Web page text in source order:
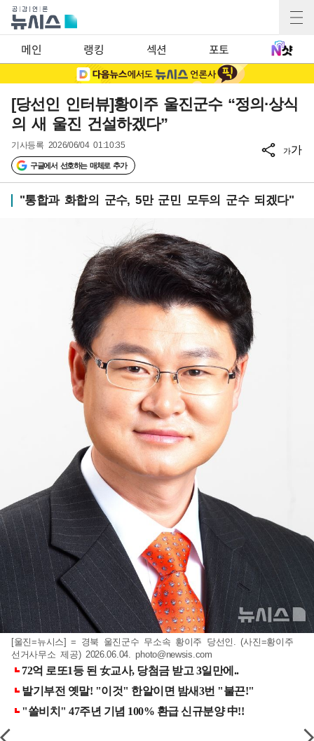
메인 랭킹 섹션 포토
[당선인 인터뷰]황이주 울진군수 “정의·상식
의 새 울진 건설하겠다”
기사등록 2026/06/04 01:10:35
구글에서 선호하는 매체로 추가
가가
"통합과 화합의 군수, 5만 군민 모두의 군수 되겠다"
[울진=뉴시스] = 경북 울진군수 무소속 황이주 당선인. (사진=황이주
선거사무소 제공) 2026.06.04.photo@newsis.com